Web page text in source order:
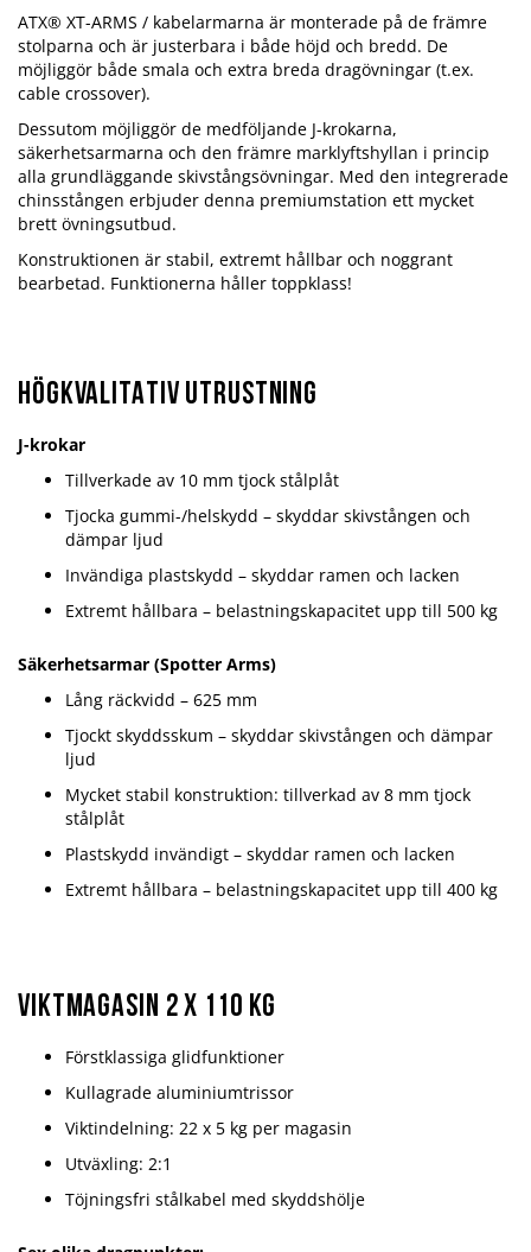
ATX® XT-ARMS / kabelarmarna är monterade på de främre
stolparna och är justerbara i både höjd och bredd. De
möjliggör både smala och extra breda dragövningar (t.ex.
cable crossover).
Dessutom möjliggör de medföljande J-krokarna,
säkerhetsarmarna och den främre marklyftshyllan i princip
alla grundläggande skivstångsövningar. Med den integrerade
chinsstången erbjuder denna premiumstation ett mycket
brett övningsutbud.
Konstruktionen är stabil, extremt hållbar och noggrant
bearbetad. Funktionerna håller toppklass!
HÖGKVALITATIV UTRUSTNING
J-krokar
Tillverkade av 10 mm tjock stålplåt
Tjocka gummi-/helskydd – skyddar skivstången och
dämpar ljud
Invändiga plastskydd – skyddar ramen och lacken
Extremt hållbara – belastningskapacitet upp till 500 kg
Säkerhetsarmar (Spotter Arms)
Lång räckvidd – 625 mm
Tjockt skyddsskum – skyddar skivstången och dämpar
ljud
Mycket stabil konstruktion: tillverkad av 8 mm tjock
stålplåt
Plastskydd invändigt – skyddar ramen och lacken
Extremt hållbara – belastningskapacitet upp till 400 kg
VIKTMAGASIN 2 x 110 KG
Förstklassiga glidfunktioner
Kullagrade aluminiumtrissor
Viktindelning: 22 x 5 kg per magasin
Utväxling: 2:1
Töjningsfri stålkabel med skyddshölje